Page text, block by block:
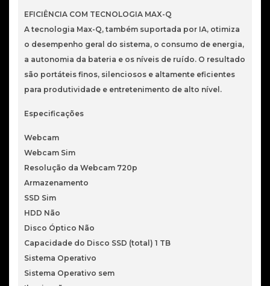
EFICIÊNCIA COM TECNOLOGIA MAX-Q
A tecnologia Max-Q, também suportada por IA, otimiza
o desempenho geral do sistema, o consumo de energia,
a autonomia da bateria e os níveis de ruído. O resultado
são portáteis finos, silenciosos e altamente eficientes
para produtividade e entretenimento de alto nível.
Especificações
Webcam
Webcam Sim
Resolução da Webcam 720p
Armazenamento
SSD Sim
HDD Não
Disco Óptico Não
Capacidade do Disco SSD (total) 1 TB
Sistema Operativo
Sistema Operativo sem